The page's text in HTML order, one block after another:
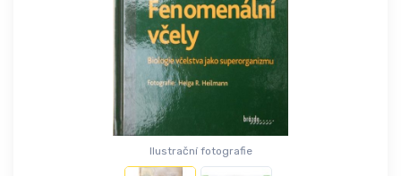
Ilustrační fotografie